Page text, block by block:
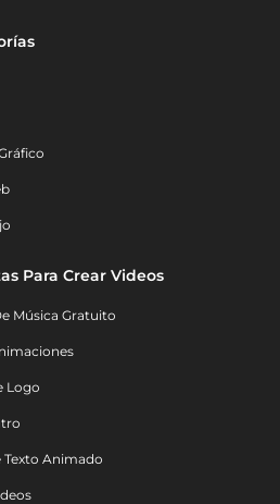
Para Crear Videos
Música Gratuito
Logo
Texto Animado